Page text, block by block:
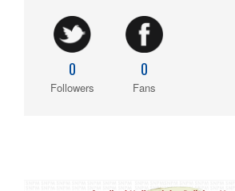
0
Followers
0
Fans